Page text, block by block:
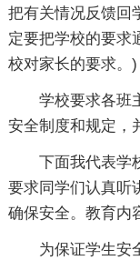
把有关情况反馈回
定要把学校的要求
校对家长的要求。)
学校要求各班
安全制度和规定，
下面我代表学
要求同学们认真听
确保安全。教育内
为保证学生安